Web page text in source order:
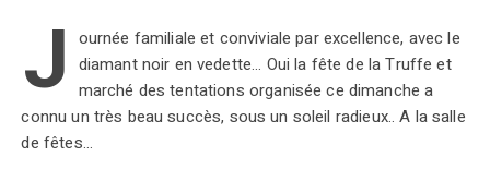
J ournée familiale et conviviale par excellence, avec le
diamant noir en vedette... Oui la fête de la Truffe et
marché des tentations organisée ce dimanche a
connu un très beau succès, sous un soleil radieux.. A la salle
de fêtes…